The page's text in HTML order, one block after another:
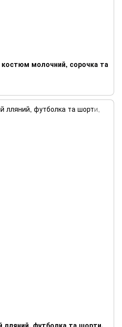
костюм молочний, сорочка та
лляний, футболка та шорти,